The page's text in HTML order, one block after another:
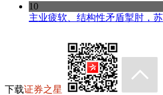
10
主业疲软、结构性矛盾掣肘，
下载证券之星